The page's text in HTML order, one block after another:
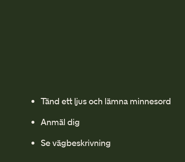
Tänd ett ljus och lämna minnesord
Anmäl dig
Se vägbeskrivning